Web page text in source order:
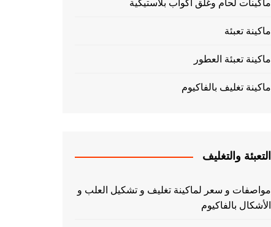
ماكينات لحام وغلق اكواب بلاستيكية
ماكينة تعبئة
ماكينة تعبئة العطور
ماكينة تغليف بالفاكيوم
التعبئة والتغليف
مواصفات و سعر لماكينة تغليف و تشكيل العلب و
الأشكال بالفاكيوم